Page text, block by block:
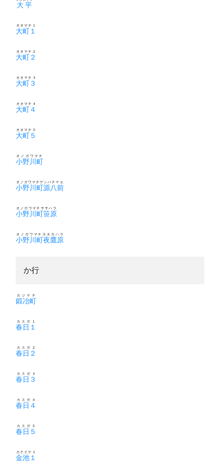
大平
大町１
オオマチ１
大町２
オオマチ２
大町３
オオマチ３
大町４
オオマチ４
大町５
オオマチ５
小野川町
オノガワマチ
小野川町源八前
オノガワマチゲンパチマエ
小野川町笹原
オノガワマチササハラ
小野川町夜鷹原
オノガワマチヨタカハラ
か行
鍛冶町
カジマチ
春日１
カスガ１
春日２
カスガ２
春日３
カスガ３
春日４
カスガ４
春日５
カスガ５
金池１
カナイケ１